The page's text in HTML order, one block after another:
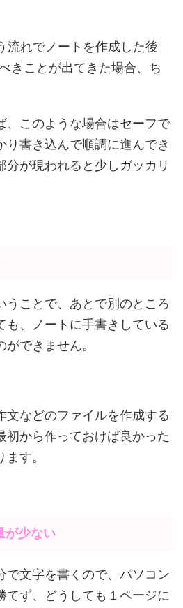
流れでノートを作成した後
きことが出てきた場合、ち
、このような場合はセーフで
り書き込んで順調に進んでき
分が現われると少しガッカリ
うことで、あとで別のところ
も、ノートに手書きしている
できません。
文などのファイルを作成する
初から作っておけば良かった
す。
が少ない
で文字を書くので、パソコン
てず、どうしても１ページに